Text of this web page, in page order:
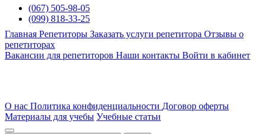
(067) 505-98-05
(099) 818-33-25
Главная Репетиторы Заказать услуги репетитора Отзывы о
репетиторах
Вакансии для репетиторов Наши контакты Войти в кабинет
О нас Политика конфиденциальности Договор оферты
Материалы для учебы Учебные статьи